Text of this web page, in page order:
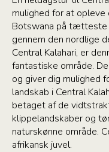
mulighed for at
Botswana på tætteste
gennem den nordlige
Central Kalahari, er
fantastiske område.
og giver dig mulighed
landskab i Central
betaget af de
klippelandskaber og
naturskønne område.
afrikansk juvel.